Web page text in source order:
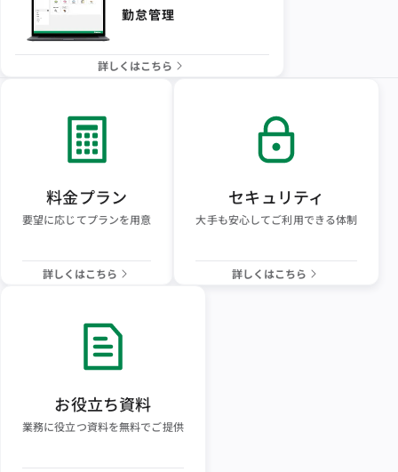
勤怠管理
詳しくはこちら
料金プラン
要望に応じてプランを用意
詳しくはこちら
セキュリティ
大手も安心してご利用できる体制
詳しくはこちら
お役立ち資料
業務に役立つ資料を無料でご提供